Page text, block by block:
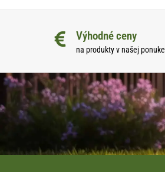
Výhodné ceny
na produkty v našej ponuke